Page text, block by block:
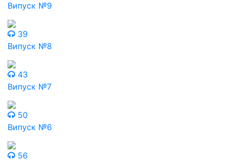
Випуск №9
39
Випуск №8
43
Випуск №7
50
Випуск №6
56